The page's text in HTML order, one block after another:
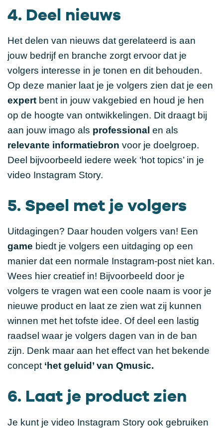
4. Deel nieuws
Het delen van nieuws dat gerelateerd is aan
jouw bedrijf en branche zorgt ervoor dat je
volgers interesse in je tonen en dit behouden.
Op deze manier laat je je volgers zien dat je een
expert bent in jouw vakgebied en houd je hen
op de hoogte van ontwikkelingen. Dit draagt bij
aan jouw imago als professional en als
relevante informatiebron voor je doelgroep.
Deel bijvoorbeeld iedere week ‘hot topics’ in je
video Instagram Story.
5. Speel met je volgers
Uitdagingen? Daar houden volgers van! Een
game biedt je volgers een uitdaging op een
manier dat een normale Instagram-post niet kan.
Wees hier creatief in! Bijvoorbeeld door je
volgers te vragen wat een coole naam is voor je
nieuwe product en laat ze zien wat zij kunnen
winnen met het tofste idee. Of deel een lastig
raadsel waar je volgers dagen van in de ban
zijn. Denk maar aan het effect van het bekende
concept ‘het geluid’ van Qmusic.
6. Laat je product zien
Je kunt je video Instagram Story ook gebruiken